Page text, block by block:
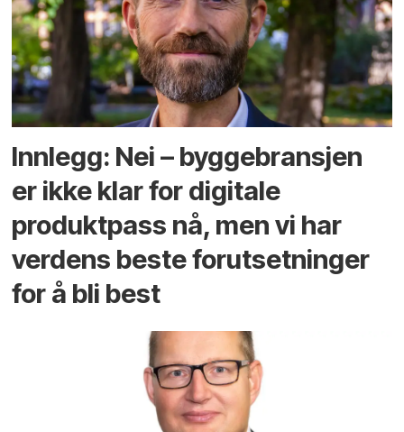
Innlegg: Nei – byggebransjen
er ikke klar for digitale
produktpass nå, men vi har
verdens beste forutsetninger
for å bli best